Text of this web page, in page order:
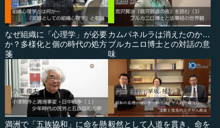
なぜ組織に「心理学」が必要
か？多様化と個の時代の処方
箋
カムパネルラは消えたのか…
ブルカニロ博士との対話の意
味
満洲で「五族協和」に命を懸毅然として人道を貫き、命を